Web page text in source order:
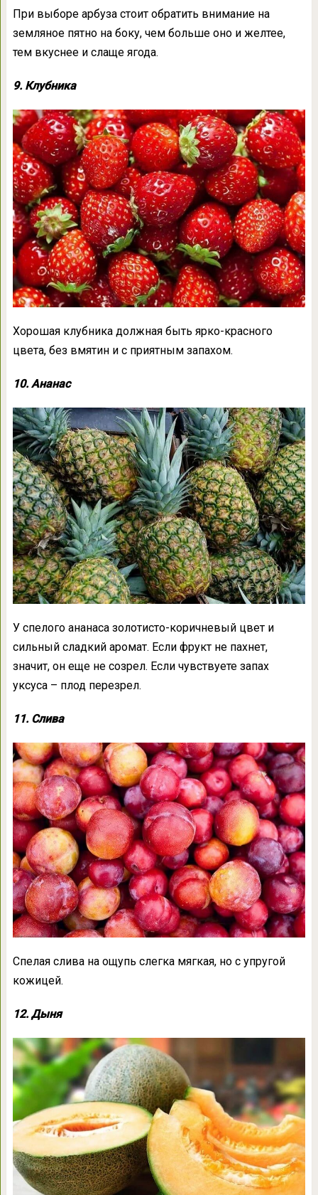
При выборе арбуза стоит обратить внимание на
земляное пятно на боку, чем больше оно и желтее,
тем вкуснее и слаще ягода.
9. Клубника
Хорошая клубника должная быть ярко-красного
цвета, без вмятин и с приятным запахом.
10. Ананас
У спелого ананаса золотисто-коричневый цвет и
сильный сладкий аромат. Если фрукт не пахнет,
значит, он еще не созрел. Если чувствуете запах
уксуса – плод перезрел.
11. Слива
Спелая слива на ощупь слегка мягкая, но с упругой
кожицей.
12. Дыня